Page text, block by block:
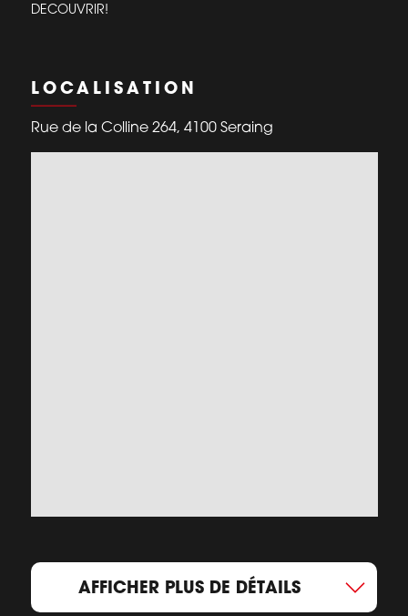
DECOUVRIR!
LOCALISATION
Rue de la Colline 264, 4100 Seraing
AFFICHER PLUS DE DÉTAILS